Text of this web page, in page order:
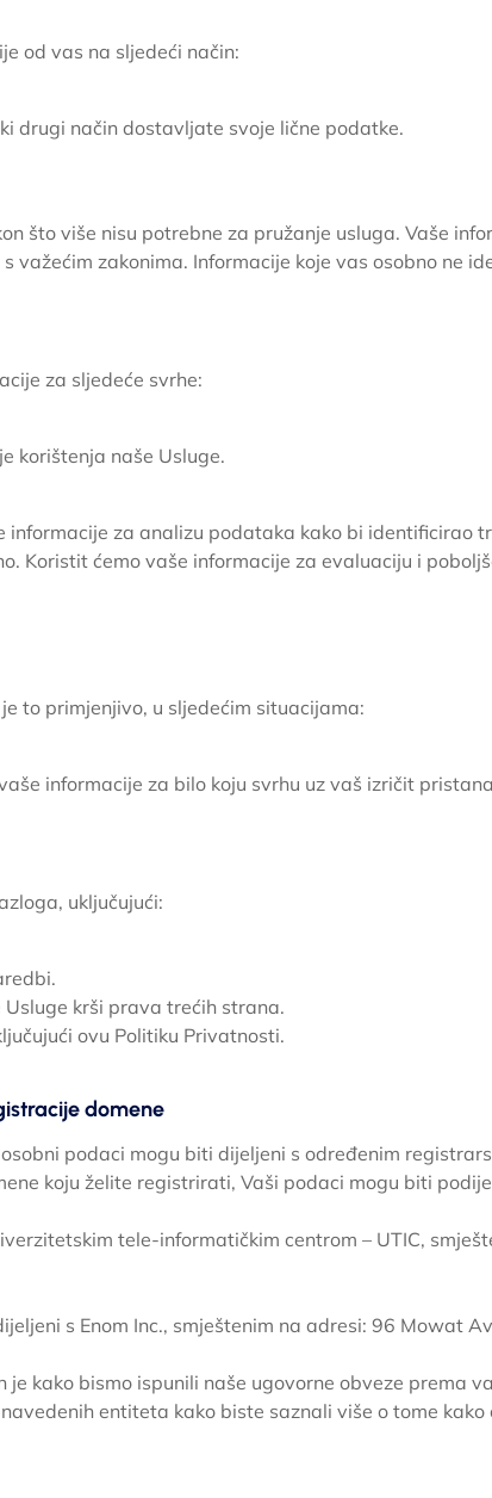
od vas na sljedeći način:
drugi način dostavljate svoje lične podatke.
što više nisu potrebne za pružanje usluga. Vaše
zakonima. Informacije koje vas osobno ne
za sljedeće svrhe:
korištenja naše Usluge.
informacije za analizu podataka kako bi identificirao
Koristit ćemo vaše informacije za evaluaciju i
to primjenjivo, u sljedećim situacijama:
informacije za bilo koju svrhu uz vaš izričit
uključujući:
krši prava trećih strana.
ovu Politiku Privatnosti.
domene
podaci mogu biti dijeljeni s određenim
koju želite registrirati, Vaši podaci mogu biti
tele-informatičkim centrom – UTIC,
s Enom Inc., smještenim na adresi: 96 Mowat
kako bismo ispunili naše ugovorne obveze prema
entiteta kako biste saznali više o tome